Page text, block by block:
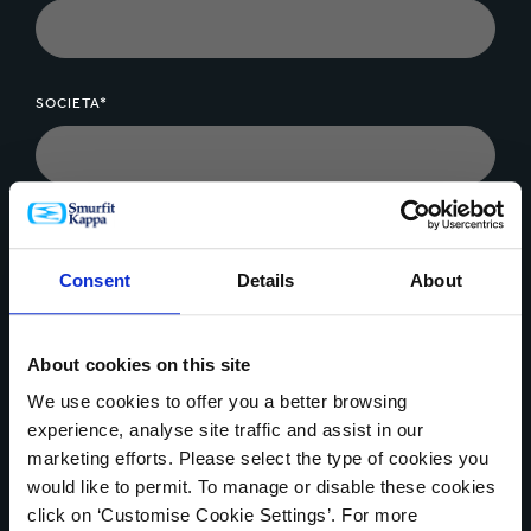
Consent Details About
About cookies on this site
We use cookies to offer you a better browsing
experience, analyse site traffic and assist in our
marketing efforts. Please select the type of cookies you
would like to permit. To manage or disable these cookies
click on ‘Customise Cookie Settings’. For more
SOCIETA*
MESSAGGIO*